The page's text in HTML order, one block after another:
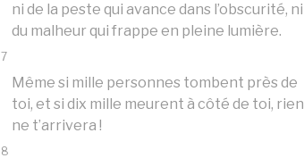
ni de la peste qui avance dans l’obscurité, ni
du malheur qui frappe en pleine lumière.
7
Même si mille personnes tombent près de
toi, et si dix mille meurent à côté de toi, rien
ne t’arrivera !
8